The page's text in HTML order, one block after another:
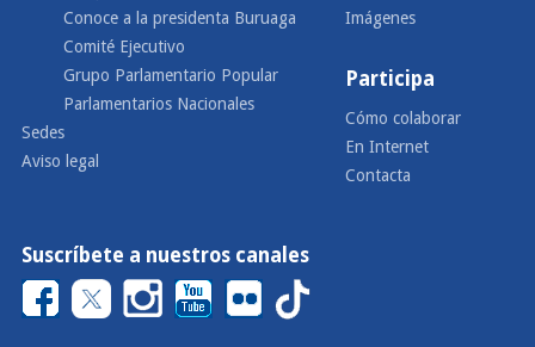
Conoce a la presidenta Buruaga
Comité Ejecutivo
Grupo Parlamentario Popular
Parlamentarios Nacionales
Sedes
Aviso legal
Imágenes
Participa
Cómo colaborar
En Internet
Contacta
Suscríbete a nuestros canales